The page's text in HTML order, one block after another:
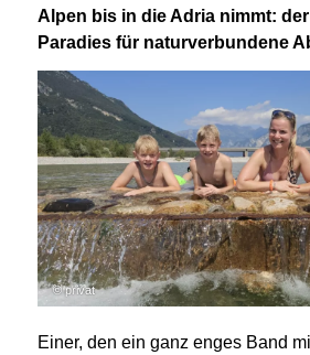
Alpen bis in die Adria nimmt:
Paradies für naturverbundene
© privat
Einer, den ein ganz enges Band